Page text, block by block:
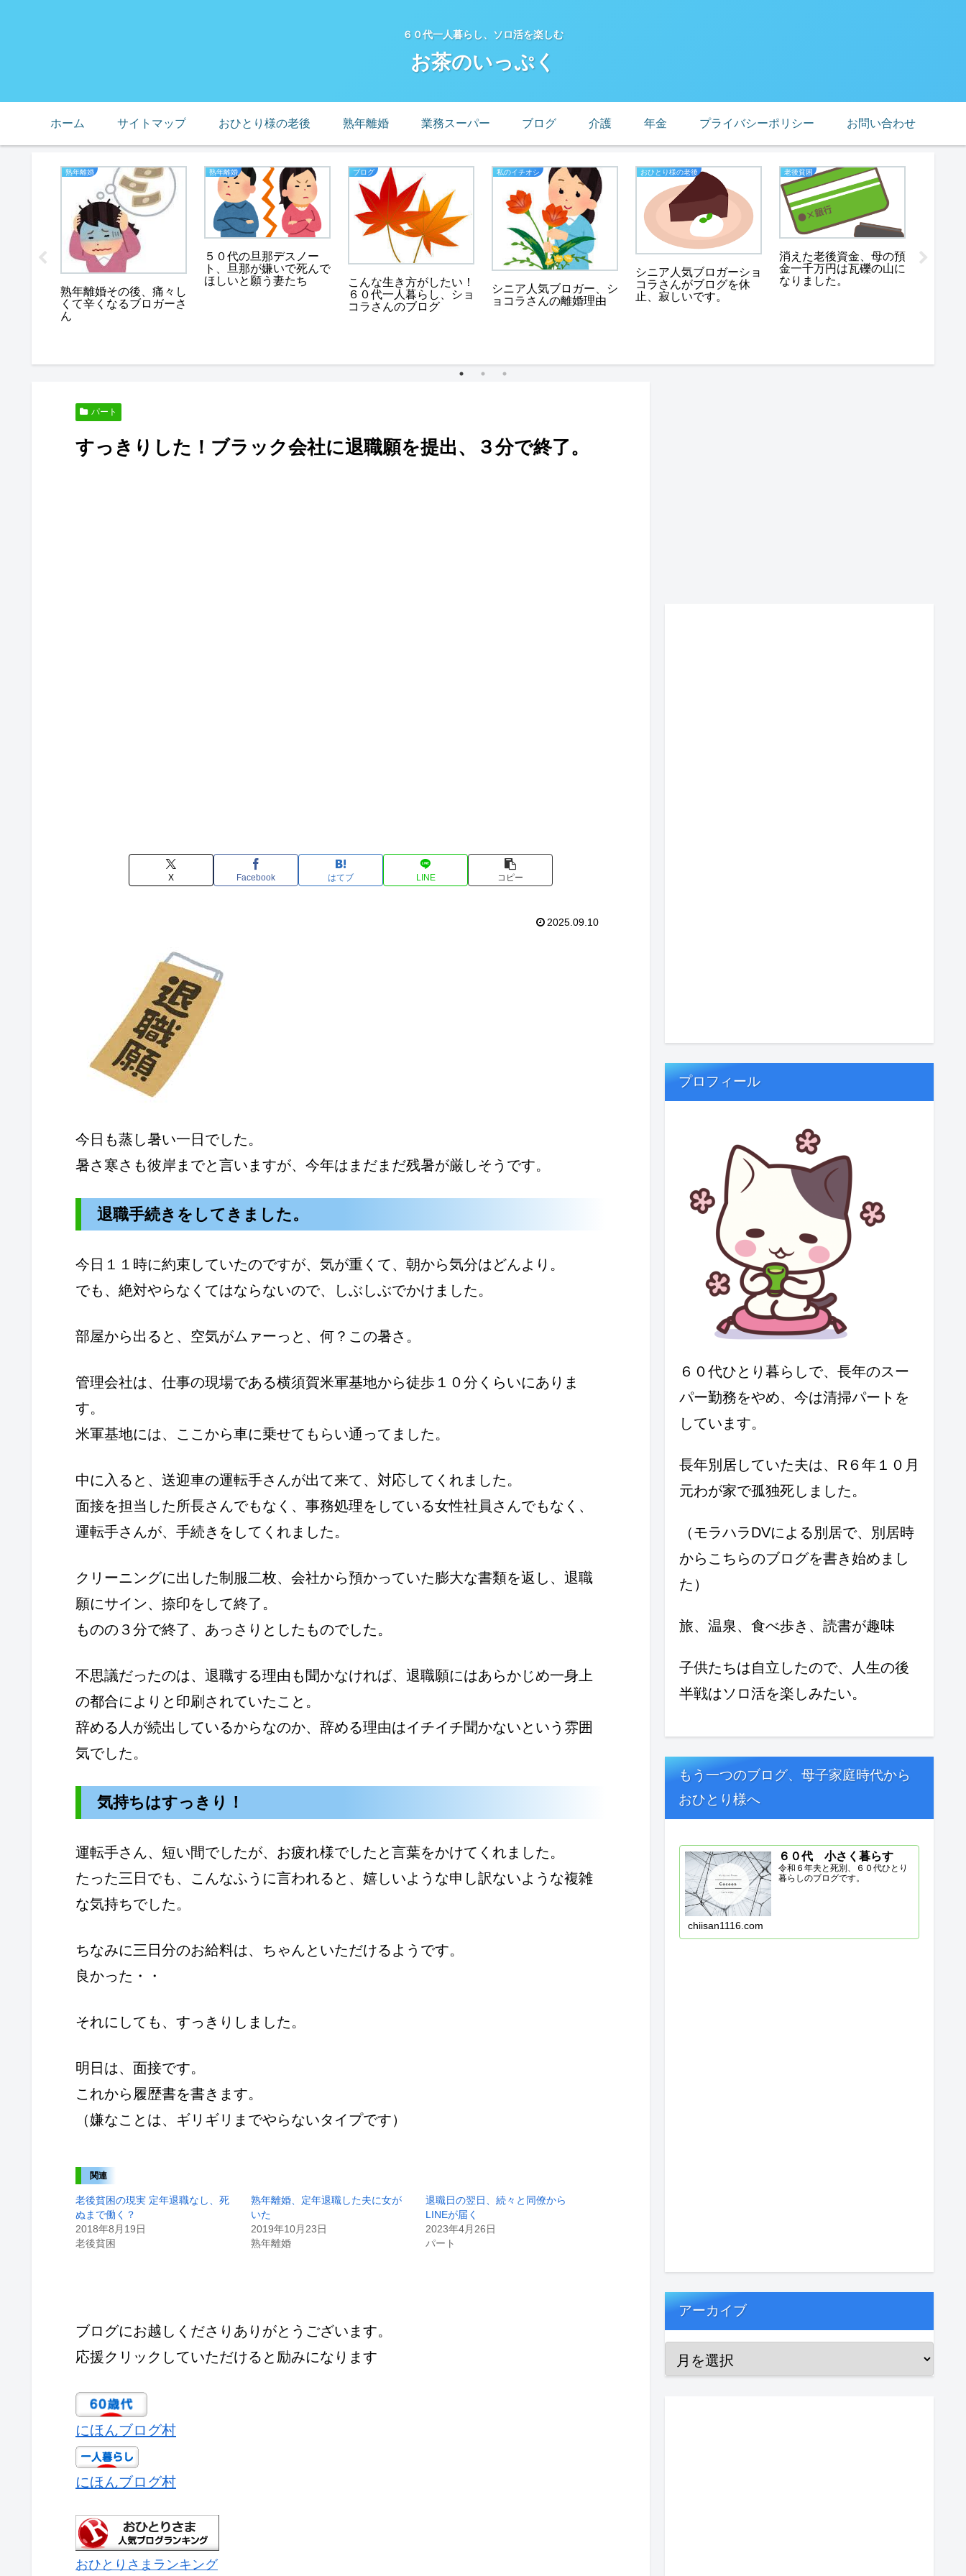
６０代一人暮らし、ソロ活を楽しむ
お茶のいっぷく
ホーム サイトマップ おひとり様の老後 熟年離婚 業務スーパー ブログ 介護 年金 プライバシーポリシー お問い合わせ
熟年離婚
熟年離婚その後、痛々し
くて辛くなるブロガーさ
ん
熟年離婚
５０代の旦那デスノー
ト、旦那が嫌いで死んで
ほしいと願う妻たち
ブログ
こんな生き方がしたい！
６０代一人暮らし、ショ
コラさんのブログ
私のイチオシ
シニア人気ブロガー、シ
ョコラさんの離婚理由
おひとり様の老後
シニア人気ブロガーショ
コラさんがブログを休
止、寂しいです。
老後貧困
消えた老後資金、母の預
金一千万円は瓦礫の山に
なりました。
パート
すっきりした！ブラック会社に退職願を提出、３分で終了。
X Facebook はてブ LINE コピー
2025.09.10
今日も蒸し暑い一日でした。
暑さ寒さも彼岸までと言いますが、今年はまだまだ残暑が厳しそうです。
退職手続きをしてきました。
今日１１時に約束していたのですが、気が重くて、朝から気分はどんより。
でも、絶対やらなくてはならないので、しぶしぶでかけました。
部屋から出ると、空気がムァーっと、何？この暑さ。
管理会社は、仕事の現場である横須賀米軍基地から徒歩１０分くらいにありま
す。
米軍基地には、ここから車に乗せてもらい通ってました。
中に入ると、送迎車の運転手さんが出て来て、対応してくれました。
面接を担当した所長さんでもなく、事務処理をしている女性社員さんでもなく、
運転手さんが、手続きをしてくれました。
クリーニングに出した制服二枚、会社から預かっていた膨大な書類を返し、退職
願にサイン、捺印をして終了。
ものの３分で終了、あっさりとしたものでした。
不思議だったのは、退職する理由も聞かなければ、退職願にはあらかじめ一身上
の都合によりと印刷されていたこと。
辞める人が続出しているからなのか、辞める理由はイチイチ聞かないという雰囲
気でした。
気持ちはすっきり！
運転手さん、短い間でしたが、お疲れ様でしたと言葉をかけてくれました。
たった三日でも、こんなふうに言われると、嬉しいような申し訳ないような複雑
な気持ちでした。
ちなみに三日分のお給料は、ちゃんといただけるようです。
良かった・・
それにしても、すっきりしました。
明日は、面接です。
これから履歴書を書きます。
（嫌なことは、ギリギリまでやらないタイプです）
関連
老後貧困の現実 定年退職なし、死
ぬまで働く？
2018年8月19日
老後貧困
熟年離婚、定年退職した夫に女が
いた
2019年10月23日
熟年離婚
退職日の翌日、続々と同僚から
LINEが届く
2023年4月26日
パート
ブログにお越しくださりありがとうございます。
応援クリックしていただけると励みになります
にほんブログ村
にほんブログ村
おひとりさまランキング
プロフィール
６０代ひとり暮らしで、長年のスー
パー勤務をやめ、今は清掃パートを
しています。
長年別居していた夫は、R６年１０月
元わが家で孤独死しました。
（モラハラDVによる別居で、別居時
からこちらのブログを書き始めまし
た）
旅、温泉、食べ歩き、読書が趣味
子供たちは自立したので、人生の後
半戦はソロ活を楽しみたい。
もう一つのブログ、母子家庭時代から
おひとり様へ
６０代 小さく暮らす
令和６年夫と死別、６０代ひとり
暮らしのブログです。
chiisan1116.com
アーカイブ